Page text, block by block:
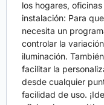
los hogares,
instalación: Para
necesita un
controlar la
iluminación.
facilitar la
desde cualquier
facilidad de uso.